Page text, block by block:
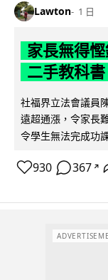
Lawton 1 日
家長無得
二手教科
社福界立法會議員
遠超通漲，令家長
令學生無法完成功
930 367 ↗